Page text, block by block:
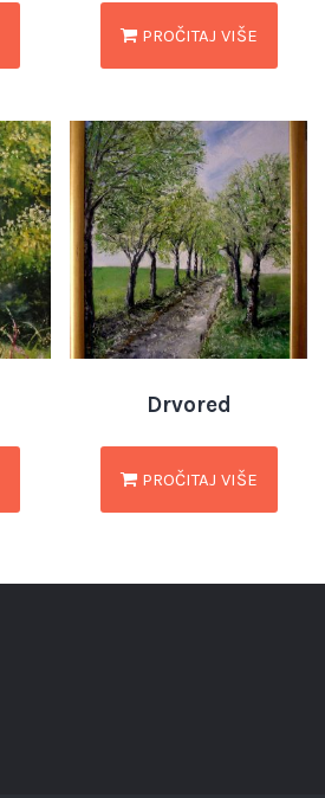
PROČITAJ VIŠE
Drvored
PROČITAJ VIŠE